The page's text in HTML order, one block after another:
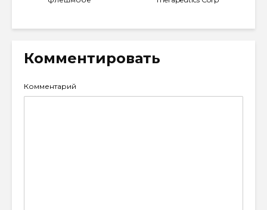
Комментировать
Комментарий